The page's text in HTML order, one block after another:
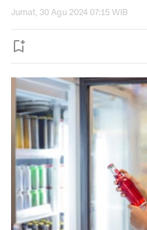
Jumat, 30 Agu 2024 07:15 WIB